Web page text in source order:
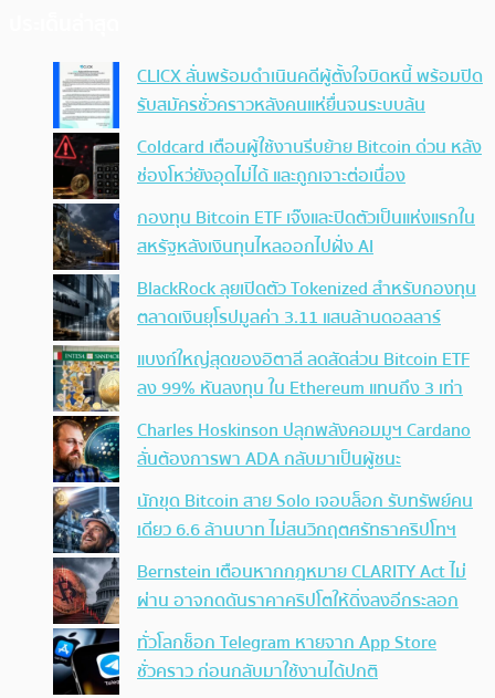
CLICX ลั่นพร้อมดำเนินคดีผู้ตั้งใจบิดหนี้ พร้อมปิด
รับสมัครชั่วคราวหลังคนแห่ยื่นจนระบบล้น
Coldcard เตือนผู้ใช้งานรีบย้าย Bitcoin ด่วน หลัง
ช่องโหว่ยังอุดไม่ได้ และถูกเจาะต่อเนื่อง
กองทุน Bitcoin ETF เจ๊งและปิดตัวเป็นแห่งแรกใน
สหรัฐหลังเงินทุนไหลออกไปฝั่ง AI
BlackRock ลุยเปิดตัว Tokenized สำหรับกองทุน
ตลาดเงินยุโรปมูลค่า 3.11 แสนล้านดอลลาร์
แบงก์ใหญ่สุดของอิตาลี ลดสัดส่วน Bitcoin ETF
ลง 99% หันลงทุน ใน Ethereum แทนถึง 3 เท่า
Charles Hoskinson ปลุกพลังคอมมูฯ Cardano
ลั่นต้องการพา ADA กลับมาเป็นผู้ชนะ
นักขุด Bitcoin สาย Solo เจอบล็อก รับทรัพย์คน
เดียว 6.6 ล้านบาท ไม่สนวิกฤตศรัทธาคริปโทฯ
Bernstein เตือนหากกฎหมาย CLARITY Act ไม่
ผ่าน อาจกดดันราคาคริปโตให้ดิ่งลงอีกระลอก
ทั่วโลกช็อก Telegram หายจาก App Store
ชั่วคราว ก่อนกลับมาใช้งานได้ปกติ